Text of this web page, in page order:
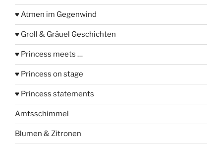
♥ Atmen im Gegenwind
♥ Groll & Gräuel Geschichten
♥ Princess meets …
♥ Princess on stage
♥ Princess statements
Amtsschimmel
Blumen & Zitronen